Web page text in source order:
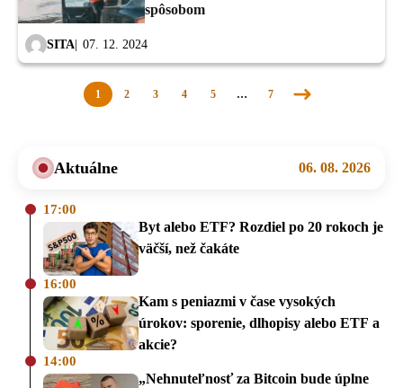
spôsobom
SITA 07. 12. 2024
1 2 3 4 5 … 7
Nasledujúca
Aktuálne 06. 08. 2026
17:00
Byt alebo ETF? Rozdiel po 20 rokoch je
väčší, než čakáte
16:00
Kam s peniazmi v čase vysokých
úrokov: sporenie, dlhopisy alebo ETF a
akcie?
14:00
„Nehnuteľnosť za Bitcoin bude úplne